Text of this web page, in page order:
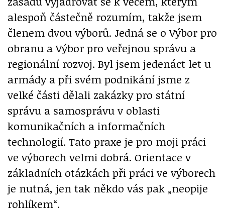
alespoň částečně rozumím, takže jsem
členem dvou výborů. Jedná se o Výbor pro
obranu a Výbor pro veřejnou správu a
regionální rozvoj. Byl jsem jedenáct let u
armády a při svém podnikání jsme z
velké části dělali zakázky pro státní
správu a samosprávu v oblasti
komunikačních a informačních
technologií. Tato praxe je pro moji práci
ve výborech velmi dobrá. Orientace v
základních otázkách při práci ve výborech
je nutná, jen tak někdo vás pak „neopije
rohlíkem“.